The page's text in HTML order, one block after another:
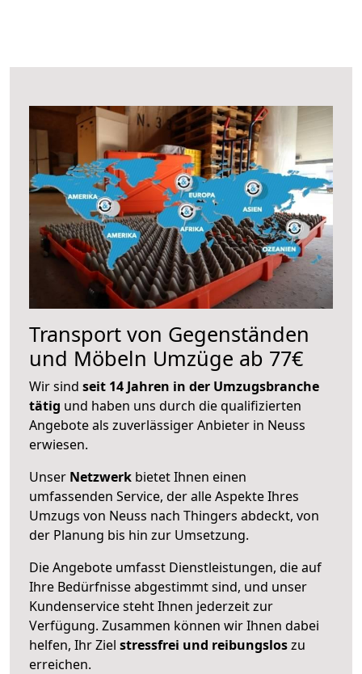
Transport von Gegenständen
und Möbeln Umzüge ab 77€
Wir sind seit 14 Jahren in der Umzugsbranche
tätig und haben uns durch die qualifizierten
Angebote als zuverlässiger Anbieter in Neuss
erwiesen.
Unser Netzwerk bietet Ihnen einen
umfassenden Service, der alle Aspekte Ihres
Umzugs von Neuss nach Thingers abdeckt, von
der Planung bis hin zur Umsetzung.
Die Angebote umfasst Dienstleistungen, die auf
Ihre Bedürfnisse abgestimmt sind, und unser
Kundenservice steht Ihnen jederzeit zur
Verfügung. Zusammen können wir Ihnen dabei
helfen, Ihr Ziel stressfrei und reibungsloszu
erreichen.